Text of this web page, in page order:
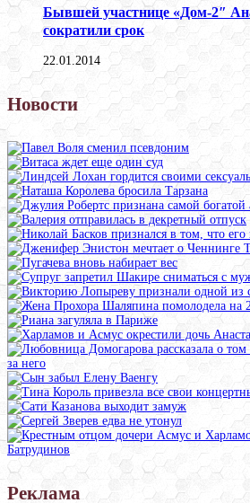
Бывшей участнице «Дом-2″
сократили срок
22.01.2014
Новости
Реклама